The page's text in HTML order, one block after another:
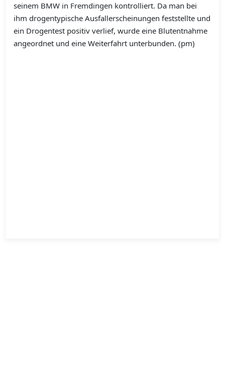
seinem BMW in Fremdingen kontrolliert. Da man bei
ihm drogentypische Ausfallerscheinungen feststellte und
ein Drogentest positiv verlief, wurde eine Blutentnahme
angeordnet und eine Weiterfahrt unterbunden. (pm)